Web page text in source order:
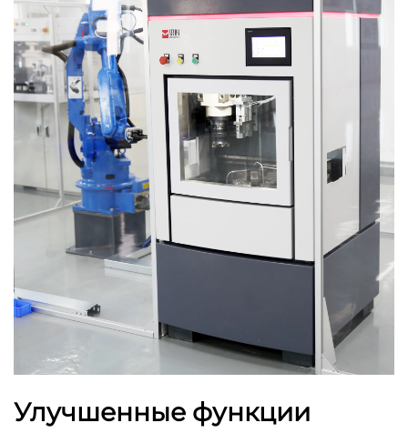
Улучшенные функции